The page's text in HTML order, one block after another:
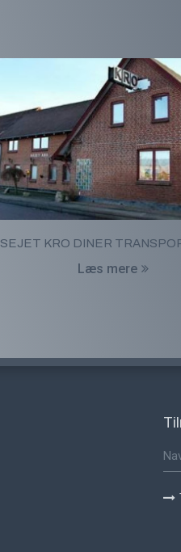
SEJET KRO DINER
Læs mere